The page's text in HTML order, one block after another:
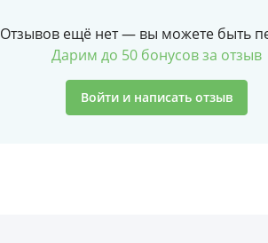
Отзывов ещё нет — вы можете быть
Дарим до 50 бонусов за отзыв
Войти и написать отзыв